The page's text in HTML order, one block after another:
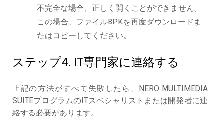
不完全な場合、正しく開くことができません。
この場合、ファイルBPKを再度ダウンロードま
たはコピーしてください。
ステップ4. IT専門家に連絡する
上記の方法がすべて失敗したら、NERO MULTIMEDIA
SUITEプログラムのITスペシャリストまたは開発者に連
絡する必要があります。